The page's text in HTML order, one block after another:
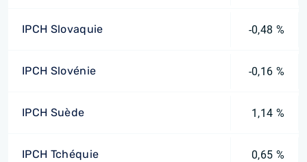
IPCH Slovaquie -0,48 %
IPCH Slovénie -0,16 %
IPCH Suède 1,14 %
IPCH Tchéquie 0,65 %